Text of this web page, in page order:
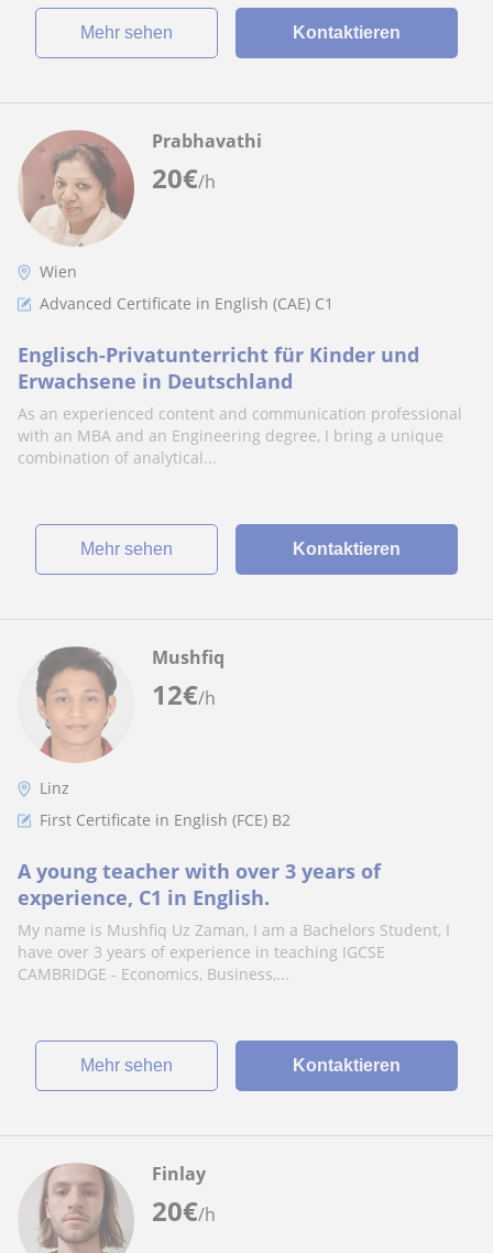
Mehr sehen Kontaktieren
20€/h
Prabhavathi
Wien
Advanced Certificate in English (CAE) C1
Englisch-Privatunterricht für Kinder und
Erwachsene in Deutschland
As an experienced content and communication professional
with an MBA and an Engineering degree, I bring a unique
combination of analytical...
Mehr sehen Kontaktieren
12€/h
Mushfiq
Linz
First Certificate in English (FCE) B2
A young teacher with over 3 years of
experience, C1 in English.
My name is Mushfiq Uz Zaman, I am a Bachelors Student, I
have over 3 years of experience in teaching IGCSE
CAMBRIDGE - Economics, Business,...
Mehr sehen Kontaktieren
20€/h
Finlay